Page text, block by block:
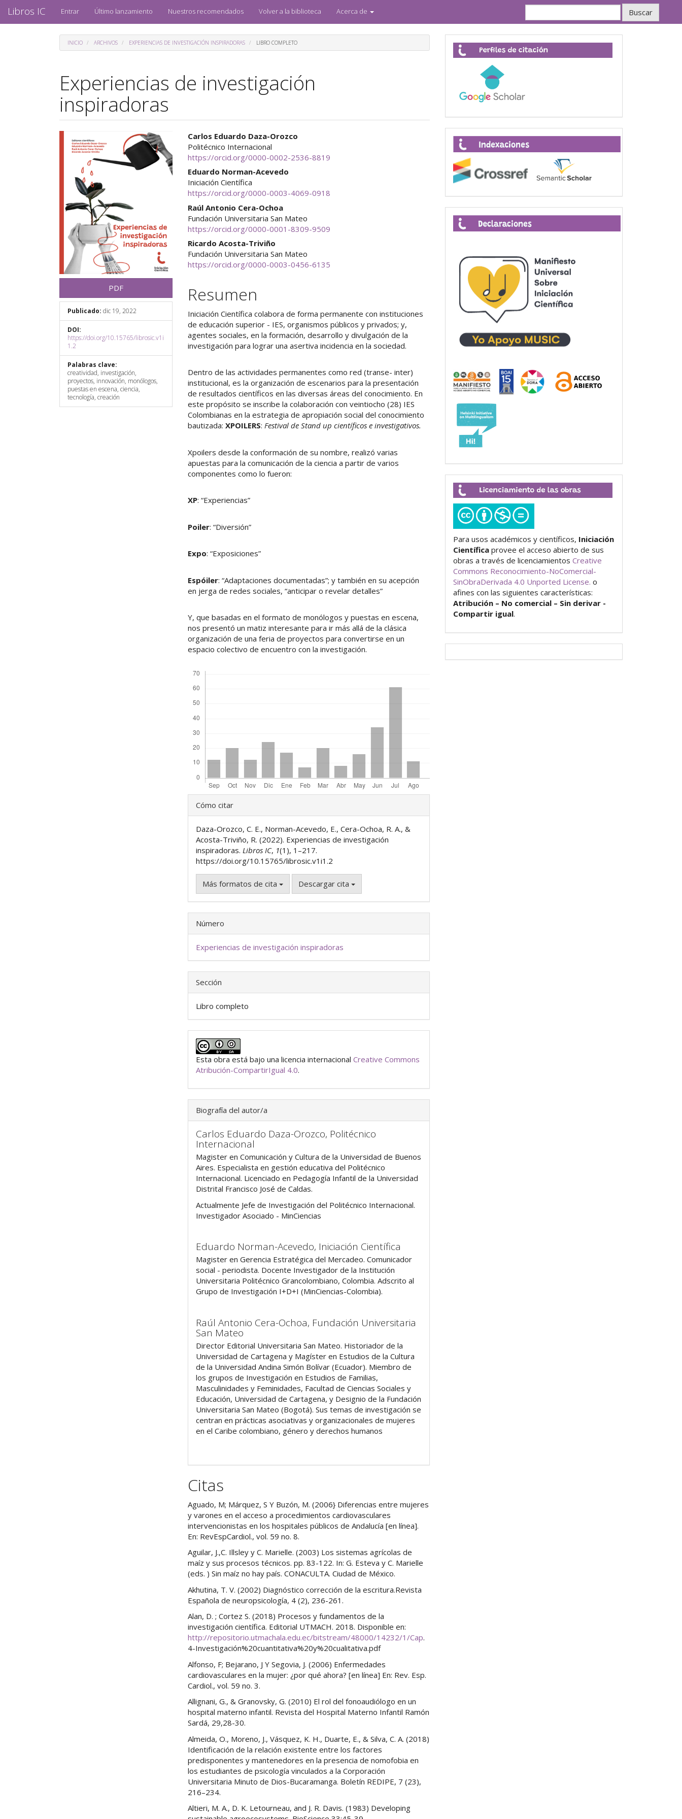
principal
Contenido
Libros IC Entrar Último lanzamiento Nuestros recomendados Volver a la biblioteca Acerca de Buscar
INICIO ARCHIVOS EXPERIENCIAS DE INVESTIGACIÓN INSPIRADORAS LIBRO COMPLETO
Experiencias de investigación
inspiradoras
Barra
lateral
del
artículo
PDF
Publicado: dic 19, 2022
DOI:
https://doi.org/10.15765/librosic.v1i
1.2
Palabras clave:
creatividad, investigación,
proyectos, innovación, monólogos,
puestas en escena, ciencia,
tecnología, creación
Contenido
principal
del
artículo
Carlos Eduardo Daza-Orozco
Politécnico Internacional
https://orcid.org/0000-0002-2536-8819
Eduardo Norman-Acevedo
Iniciación Científica
https://orcid.org/0000-0003-4069-0918
Raúl Antonio Cera-Ochoa
Fundación Universitaria San Mateo
https://orcid.org/0000-0001-8309-9509
Ricardo Acosta-Triviño
Fundación Universitaria San Mateo
https://orcid.org/0000-0003-0456-6135
Resumen
Iniciación Científica colabora de forma permanente con instituciones
de educación superior - IES, organismos públicos y privados; y,
agentes sociales, en la formación, desarrollo y divulgación de la
investigación para lograr una asertiva incidencia en la sociedad.
Dentro de las actividades permanentes como red (transe- inter)
institucional, es la organización de escenarios para la presentación
de resultados científicos en las diversas áreas del conocimiento. En
este propósito se inscribe la colaboración con veintiocho (28) IES
Colombianas en la estrategia de apropiación social del conocimiento
bautizada:XPOILERS:Festival de Stand up científicos e investigativos.
Xpoilers desde la conformación de su nombre, realizó varias
apuestas para la comunicación de la ciencia a partir de varios
componentes como lo fueron:
XP: “Experiencias”
Poiler: “Diversión”
Expo: “Exposiciones”
Espóiler: “Adaptaciones documentadas”; y también en su acepción
en jerga de redes sociales, “anticipar o revelar detalles”
Y, que basadas en el formato de monólogos y puestas en escena,
nos presentó un matiz interesante para ir más allá de la clásica
organización de una feria de proyectos para convertirse en un
espacio colectivo de encuentro con la investigación.
Detalles
del
artículo
Cómo citar
Daza-Orozco, C. E., Norman-Acevedo, E., Cera-Ochoa, R. A., &
Acosta-Triviño, R. (2022). Experiencias de investigación
inspiradoras. Libros IC, 1(1), 1–217.
https://doi.org/10.15765/librosic.v1i1.2
Más formatos de cita Descargar cita
Número
Experiencias de investigación inspiradoras
Sección
Libro completo
Esta obra está bajo una licencia internacionalCreative Commons
Atribución-CompartirIgual 4.0.
Biografía del autor/a
Carlos Eduardo Daza-Orozco, Politécnico
Internacional
Magister en Comunicación y Cultura de la Universidad de Buenos
Aires. Especialista en gestión educativa del Politécnico
Internacional. Licenciado en Pedagogía Infantil de la Universidad
Distrital Francisco José de Caldas.
Actualmente Jefe de Investigación del Politécnico Internacional.
Investigador Asociado - MinCiencias
Eduardo Norman-Acevedo, Iniciación Científica
Magister en Gerencia Estratégica del Mercadeo. Comunicador
social - periodista. Docente Investigador de la Institución
Universitaria Politécnico Grancolombiano, Colombia. Adscrito al
Grupo de Investigación I+D+I (MinCiencias-Colombia).
Raúl Antonio Cera-Ochoa, Fundación Universitaria
San Mateo
Director Editorial Universitaria San Mateo. Historiador de la
Universidad de Cartagena y Magíster en Estudios de la Cultura
de la Universidad Andina Simón Bolívar (Ecuador). Miembro de
los grupos de Investigación en Estudios de Familias,
Masculinidades y Feminidades, Facultad de Ciencias Sociales y
Educación, Universidad de Cartagena, y Designio de la Fundación
Universitaria San Mateo (Bogotá). Sus temas de investigación se
centran en prácticas asociativas y organizacionales de mujeres
en el Caribe colombiano, género y derechos humanos
Citas
Aguado, M; Márquez, S Y Buzón, M. (2006} Diferencias entre mujeres
y varones en el acceso a procedimientos cardiovasculares
intervencionistas en los hospitales públicos de Andalucía [en línea].
En: RevEspCardiol., vol. 59 no. 8.
Aguilar, J.,C. Illsley y C. Marielle. (2003) Los sistemas agrícolas de
maíz y sus procesos técnicos. pp. 83-122. In: G. Esteva y C. Marielle
(eds. ) Sin maíz no hay país. CONACULTA. Ciudad de México.
Akhutina, T. V. (2002) Diagnóstico corrección de la escritura.Revista
Española de neuropsicología, 4 (2), 236-261.
Alan, D. ; Cortez S. (2018) Procesos y fundamentos de la
investigación científica. Editorial UTMACH. 2018. Disponible en:
http://repositorio.utmachala.edu.ec/bitstream/48000/14232/1/Cap.
4-Investigación%20cuantitativa%20y%20cualitativa.pdf
Alfonso, F; Bejarano, J Y Segovia, J. (2006) Enfermedades
cardiovasculares en la mujer: ¿por qué ahora? [en línea] En: Rev. Esp.
Cardiol., vol. 59 no. 3.
Allignani, G., & Granovsky, G. (2010) El rol del fonoaudiólogo en un
hospital materno infantil. Revista del Hospital Materno Infantil Ramón
Sardá, 29,28-30.
Almeida, O., Moreno, J., Vásquez, K. H., Duarte, E., & Silva, C. A. (2018)
Identificación de la relación existente entre los factores
predisponentes y mantenedores en la presencia de nomofobia en
los estudiantes de psicología vinculados a la Corporación
Universitaria Minuto de Dios-Bucaramanga. Boletín REDIPE, 7 (23),
216–234.
Altieri, M. A., D. K. Letourneau, and J. R. Davis. (1983) Developing
Perfiles
citación
Indexaciones
Declaraciones
Licenciamiento
de
las
obras
Para usos académicos y científicos, Iniciación
Científica provee el acceso abierto de sus
obras a través de licenciamientos Creative
Commons Reconocimiento-NoComercial-
SinObraDerivada 4.0 Unported License. o
afines con las siguientes características:
Atribución – No comercial – Sin derivar -
Compartir igual.
Visitantes